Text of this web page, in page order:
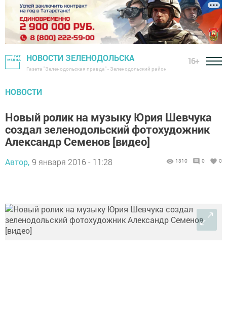
НОВОСТИ ЗЕЛЕНОДОЛЬСКА
Газета "Зеленодольская правда" - Зеленодольский район
16+
НОВОСТИ
Новый ролик на музыку Юрия Шевчука
создал зеленодольский фотохудожник
Александр Семенов [видео]
Автор, 9 января 2016 - 11:28 1310 0 0